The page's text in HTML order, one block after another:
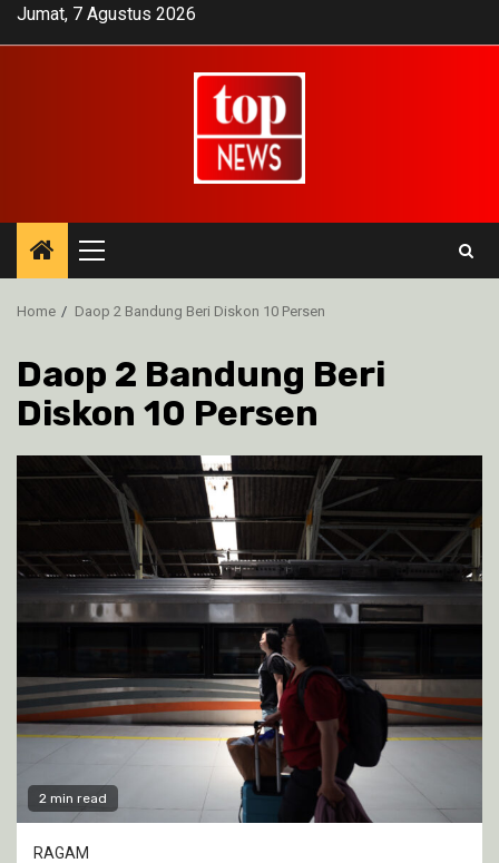
SkipJumat, 7 Agustus 2026
Primary
Menu
Home Daop 2 Bandung Beri Diskon 10 Persen
Daop 2 Bandung Beri
Diskon 10 Persen
2 min read
RAGAM